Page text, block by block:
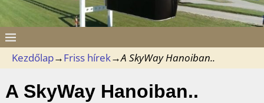
Kezdőlap→Friss hírek→A SkyWay Hanoiban..
A SkyWay Hanoiban..